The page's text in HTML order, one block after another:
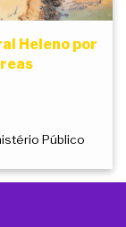
Heleno por
Público